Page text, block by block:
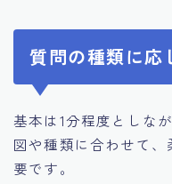
質問の種類に応
基本は1分程度としな
図や種類に合わせて
要です。